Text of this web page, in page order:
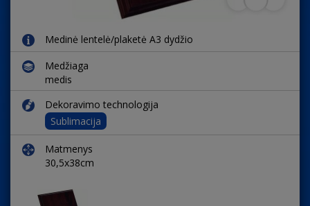
Medinė lentelė/plaketė A3 dydžio
Medžiaga
medis
Dekoravimo technologija
Sublimacija
Matmenys
30,5x38cm